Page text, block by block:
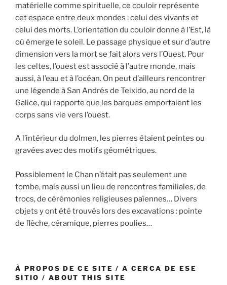
matérielle comme spirituelle, ce couloir représente
cet espace entre deux mondes : celui des vivants et
celui des morts. L’orientation du couloir donne à l’Est, là
où émerge le soleil. Le passage physique et sur d’autre
dimension vers la mort se fait alors vers l’Ouest. Pour
les celtes, l’ouest est associé à l’autre monde, mais
aussi, à l’eau et à l’océan. On peut d’ailleurs rencontrer
une légende à San Andrés de Teixido, au nord de la
Galice, qui rapporte que les barques emportaient les
corps sans vie vers l’ouest.
A l’intérieur du dolmen, les pierres étaient peintes ou
gravées avec des motifs géométriques.
Possiblement le Chan n’était pas seulement une
tombe, mais aussi un lieu de rencontres familiales, de
trocs, de cérémonies religieuses païennes… Divers
objets y ont été trouvés lors des excavations : pointe
de flèche, céramique, pierres poulies…
À PROPOS DE CE SITE / A CERCA DE ESE
SITIO / ABOUT THIS SITE